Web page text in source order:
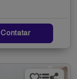
Contatar